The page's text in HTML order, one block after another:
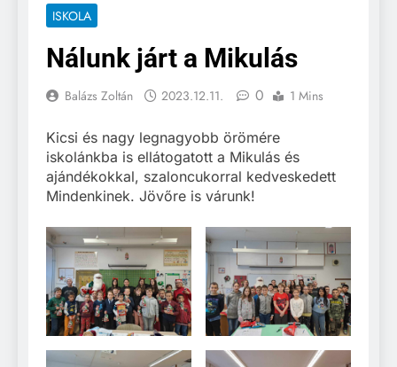
ISKOLA
Nálunk járt a Mikulás
Balázs Zoltán 2023.12.11. 0 1 Mins
Kicsi és nagy legnagyobb örömére
iskolánkba is ellátogatott a Mikulás és
ajándékokkal, szaloncukorral kedveskedett
Mindenkinek. Jövőre is várunk!